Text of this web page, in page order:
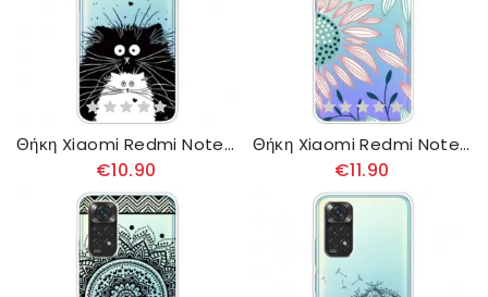
Θήκη Xiaomi Redmi Note 11 Pro 4G / 5G Κοιτάξτε Τις Γάτες
€10.90
Θήκη Xiaomi Redmi Note 11 Pro 4G / 5G Διαφανές Λουλούδι
€11.90